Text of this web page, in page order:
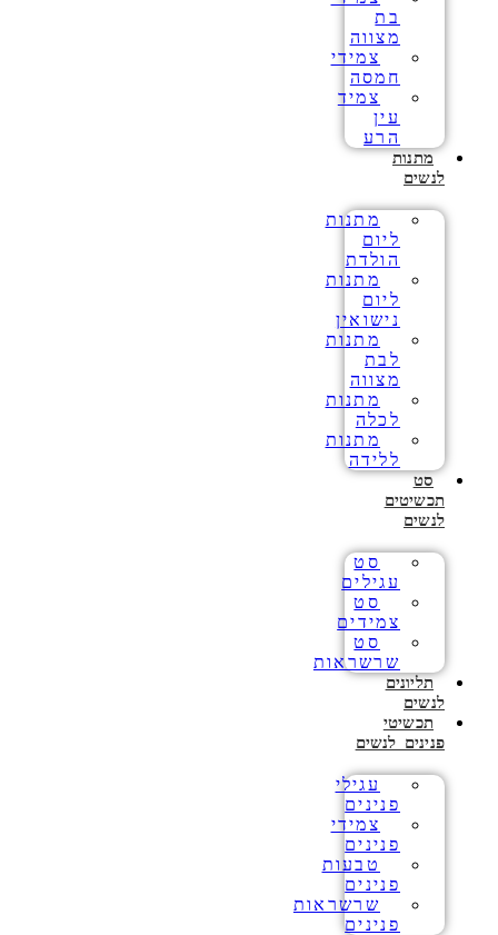
בת
מצווה
צמידי
חמסה
צמיד
עין
הרע
מתנות
לנשים
מתנות
ליום
הולדת
מתנות
ליום
נישואין
מתנות
לבת
מצווה
מתנות
לכלה
מתנות
ללידה
סט
תכשיטים
לנשים
סט
עגילים
סט
צמידים
סט
שרשראות
תליונים
לנשים
תכשיטי
פנינים לנשים
עגילי
פנינים
צמידי
פנינים
טבעות
פנינים
שרשראות
פנינים